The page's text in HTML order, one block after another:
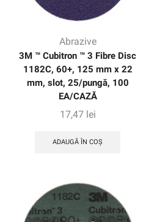
Abrazive
3M ™ Cubitron ™ 3 Fibre Disc
1182C, 60+, 125 mm x 22
mm, slot, 25/pungă, 100
EA/CAZĂ
17,47 lei
ADAUGĂ ÎN COȘ